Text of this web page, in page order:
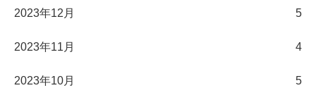
2023年12月 5
2023年11月 4
2023年10月 5